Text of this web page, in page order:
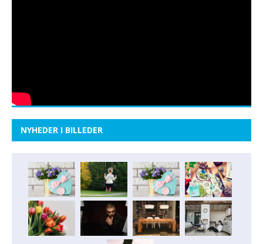
NYHEDER I BILLEDER